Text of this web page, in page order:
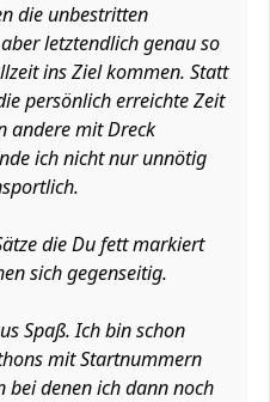
die unbestritten
letztendlich genau so
ins Ziel kommen. Statt
persönlich erreichte Zeit
andere mit Dreck
ich nicht nur unnötig
die Du fett markiert
sich gegenseitig.
Spaß. Ich bin schon
mit Startnummern
bei denen ich dann noch